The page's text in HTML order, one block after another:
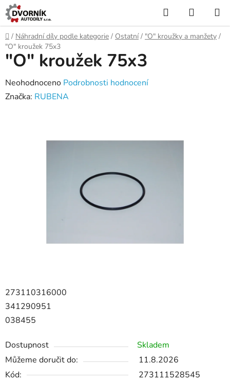
Přejít
na
obsah
Hledat
KOŠÍK
Domů
/ Náhradní díly podle kategorie / Ostatní / "O" kroužky a manžety /
"O" kroužek 75x3
273110316000
341290951
038455
Dostupnost
Skladem
Můžeme doručit do:
11.8.2026
Kód:
273111528545
"O" kroužek 75x3
Průměrné
hodnocení
Neohodnoceno Podrobnosti hodnocení
Značka: RUBENA